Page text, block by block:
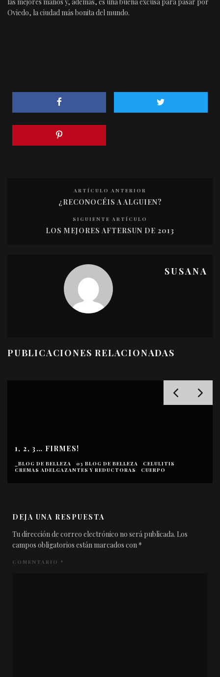
Oviedo, la ciudad más bonita del mundo.
ARTÍCULO ANTERIOR
¿RECONOCÉIS A ALGUIEN?
SIGUIENTE ARTÍCULO
LOS MEJORES AFTERSUN DE 2013
SUSANA
PUBLICACIONES RELACIONADAS
TURBOSLIM ZONAS REBELDES
01 BLOG DE BELLEZA 03 BLOG DE BELLEZA
CELULITIS
CREMAS ADELGAZANTES Y REDUCTORAS
CUERPO
DEJA UNA RESPUESTA
Tu dirección de correo electrónico no será publicada. Los
campos obligatorios están marcados con *
COMENTARIO *